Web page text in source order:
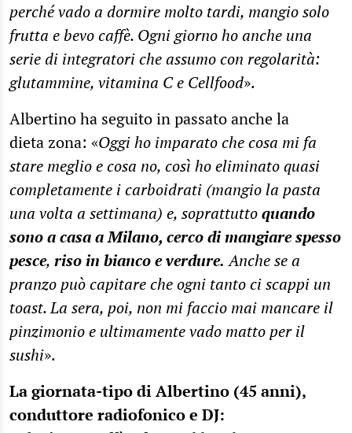
perché vado a dormire molto tardi, mangio solo
frutta e bevo caffè. Ogni giorno ho anche una
serie di integratori che assumo con regolarità:
glutammine, vitamina C e Cellfood».
Albertino ha seguito in passato anche la
dieta zona: «Oggi ho imparato che cosa mi fa
stare meglio e cosa no, così ho eliminato quasi
completamente i carboidrati (mangio la pasta
una volta a settimana) e, soprattuttoquando
sono a casa a Milano, cerco di mangiare spesso
pesce, riso in bianco e verdure. Anche se a
pranzo può capitare che ogni tanto ci scappi un
toast. La sera, poi, non mi faccio mai mancare il
pinzimonio e ultimamente vado matto per il
sushi».
La giornata-tipo di Albertino (45 anni),
conduttore radiofonico e DJ: